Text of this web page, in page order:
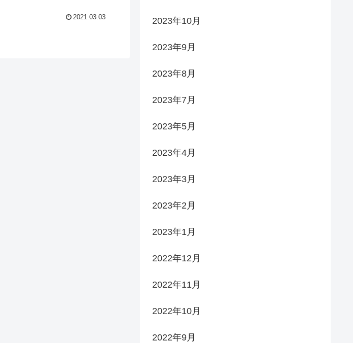
2021.03.03 2023年10月
2023年9月
2023年8月
2023年7月
2023年5月
2023年4月
2023年3月
2023年2月
2023年1月
2022年12月
2022年11月
2022年10月
2022年9月